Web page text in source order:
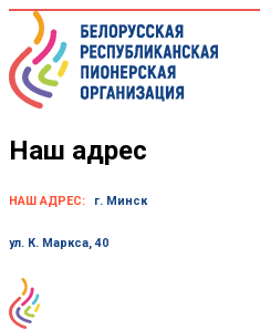
Skip
content
Наш адрес
НАШ АДРЕС: г. Минск
ул. К. Маркса, 40